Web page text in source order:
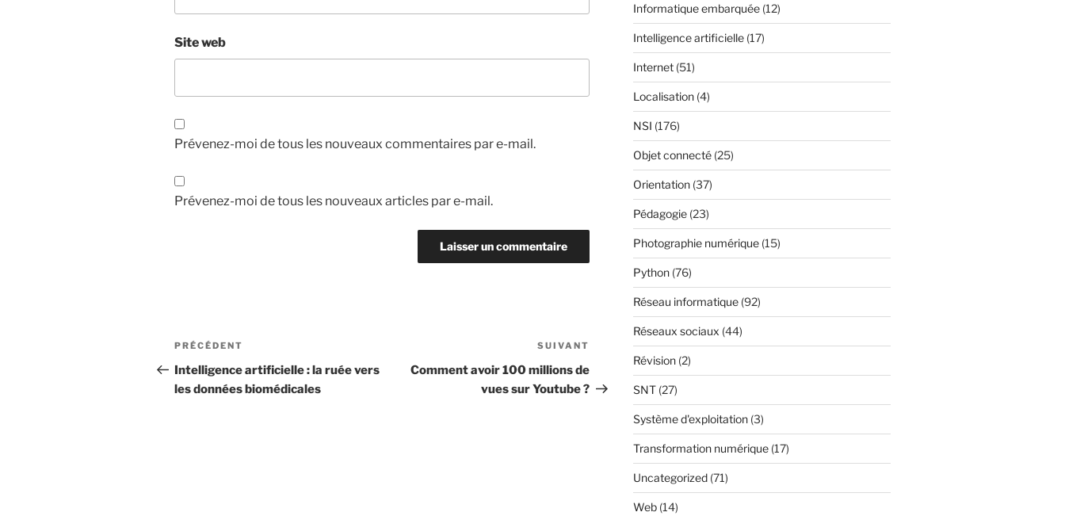
Site web
Prévenez-moi de tous les nouveaux commentaires par e-mail.
Prévenez-moi de tous les nouveaux articles par e-mail.
Navigation
de
l’article
Article
précédent
PRÉCÉDENT
Intelligence artificielle : la ruée vers
les données biomédicales
suivant
SUIVANT
Comment avoir 100 millions de
vues sur Youtube ?
Informatique embarquée(12)
Intelligence artificielle(17)
Internet(51)
Localisation(4)
NSI (176)
Objet connecté(25)
Orientation(37)
Pédagogie(23)
Photographie numérique(15)
Python(76)
Réseau informatique(92)
Réseaux sociaux (44)
Révision(2)
SNT(27)
Système d'exploitation(3)
Transformation numérique(17)
Uncategorized(71)
Web(14)